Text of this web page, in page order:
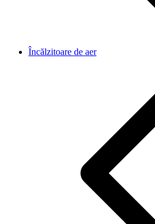
Încălzitoare de aer